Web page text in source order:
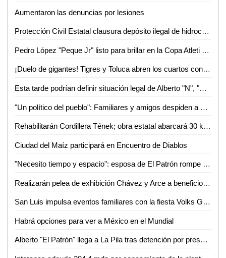
Aumentaron las denuncias por lesiones
Protección Civil Estatal clausura depósito ilegal de hidrocarburos
Pedro López "Peque Jr" listo para brillar en la Copa Atleti 2026
¡Duelo de gigantes! Tigres y Toluca abren los cuartos con alta tensión
Esta tarde podrían definir situación legal de Alberto "N", "El Patrón", por violencia familiar
"Un político del pueblo": Familiares y amigos despiden a Juan José Ortiz Azuara con toque de silencio
Rehabilitarán Cordillera Tének; obra estatal abarcará 30 kilómetros
Ciudad del Maíz participará en Encuentro de Diablos
"Necesito tiempo y espacio": esposa de El Patrón rompe el silencio tras su detención por presunta violencia
Realizarán pelea de exhibición Chávez y Arce a beneficio en Puebla
San Luis impulsa eventos familiares con la fiesta Volks Girls
Habrá opciones para ver a México en el Mundial
Alberto "El Patrón" llega a La Pila tras detención por presuntas agresiones